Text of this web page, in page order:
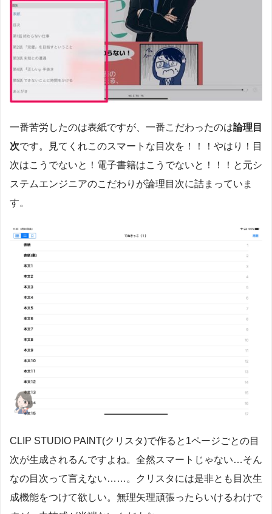
一番苦労したのは表紙ですが、一番こだわったのは論理目
次です。見てくれこのスマートな目次を！！！やはり！目
次はこうでないと！電子書籍はこうでないと！！！と元シ
ステムエンジニアのこだわりが論理目次に詰まっていま
す。
CLIP STUDIO PAINT(クリスタ)で作ると1ページごとの目
次が生成されるんですよね。全然スマートじゃない…そん
なの目次って言えない……。クリスタには是非とも目次生
成機能をつけて欲しい。無理矢理頑張ったらいけるわけで